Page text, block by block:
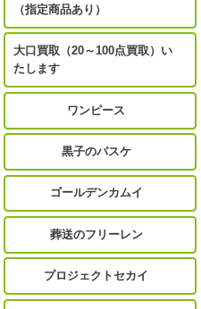
（指定商品あり）
大口買取（20～100点買取）い
たします
ワンピース
黒子のバスケ
ゴールデンカムイ
葬送のフリーレン
プロジェクトセカイ